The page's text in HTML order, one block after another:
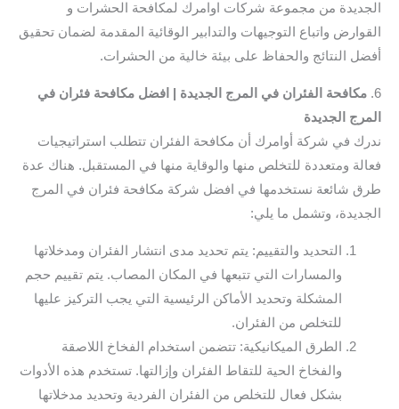
الجديدة من مجموعة شركات اوامرك لمكافحة الحشرات و
القوارض واتباع التوجيهات والتدابير الوقائية المقدمة لضمان تحقيق
أفضل النتائج والحفاظ على بيئة خالية من الحشرات.
6. مكافحة الفئران في المرج الجديدة | افضل مكافحة فئران في
المرج الجديدة
ندرك في شركة أوامرك أن مكافحة الفئران تتطلب استراتيجيات
فعالة ومتعددة للتخلص منها والوقاية منها في المستقبل. هناك عدة
طرق شائعة نستخدمها في افضل شركة مكافحة فئران في المرج
الجديدة، وتشمل ما يلي:
التحديد والتقييم: يتم تحديد مدى انتشار الفئران ومدخلاتها
والمسارات التي تتبعها في المكان المصاب. يتم تقييم حجم
المشكلة وتحديد الأماكن الرئيسية التي يجب التركيز عليها
للتخلص من الفئران.
الطرق الميكانيكية: تتضمن استخدام الفخاخ اللاصقة
والفخاخ الحية للتقاط الفئران وإزالتها. تستخدم هذه الأدوات
بشكل فعال للتخلص من الفئران الفردية وتحديد مدخلاتها